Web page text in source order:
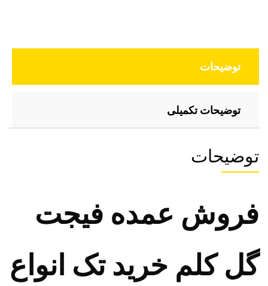
توضیحات
توضیحات تکمیلی
توضیحات
فروش عمده فیجت
گل کلم خرید تک انواع